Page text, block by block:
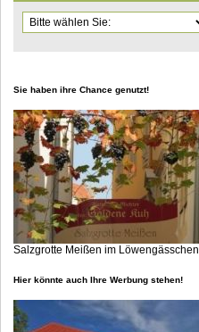
Zielseite
Sie haben ihre Chance genutzt!
Salzgrotte Meißen im Löwengässchen
Hier könnte auch Ihre Werbung stehen!